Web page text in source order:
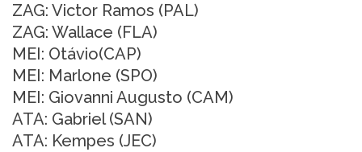
ZAG: Victor Ramos (PAL)
ZAG: Wallace (FLA)
MEI: Otávio(CAP)
MEI: Marlone (SPO)
MEI: Giovanni Augusto (CAM)
ATA: Gabriel (SAN)
ATA: Kempes (JEC)